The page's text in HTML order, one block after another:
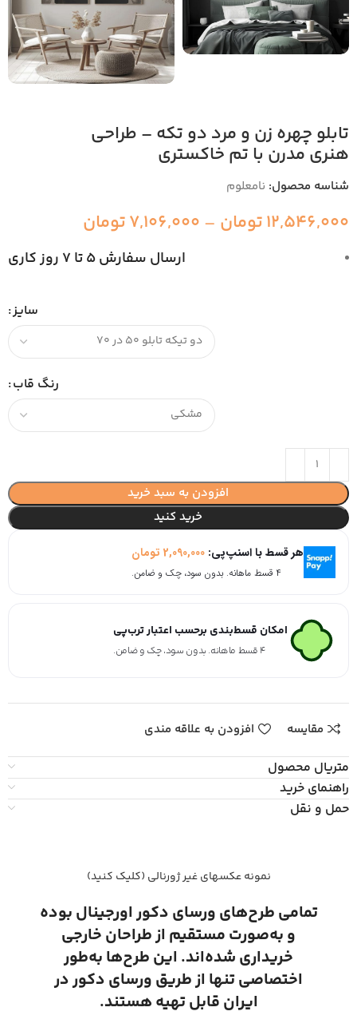
تابلو چهره زن و مرد دو تکه – طراحی
هنری مدرن با تم خاکستری
شناسه محصول: نامعلوم
12,546,000تومان –
7,106,000تومان
ارسال سفارش 5 تا 7 روز کاری
سایز
رنگ قاب
افزودن به سبد خرید
خرید کنید
هر قسط با اسنپ‌پی:2,090,000 تومان
۴ قسط ماهانه. بدون سود، چک و ضامن.
امکان قسط‌بندی برحسب اعتبار ترب‌پی
۴ قسط ماهانه. بدون سود، چک و ضامن.
مقایسه افزودن به علاقه مندی
متریال محصول
راهنمای خرید
حمل و نقل
نمونه عکسهای غیر ژورنالی (کلیک کنید)
تمامی طرح‌های ورسای دکور اورجینال بوده
و به‌صورت مستقیم از طراحان خارجی
خریداری شده‌اند. این طرح‌ها به‌طور
اختصاصی تنها از طریق ورسای دکور در
ایران قابل تهیه هستند.